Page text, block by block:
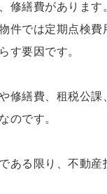
修繕費がありま
件では定期点検
す要因です。
修繕費、租税公
のです。
ある限り、不動産